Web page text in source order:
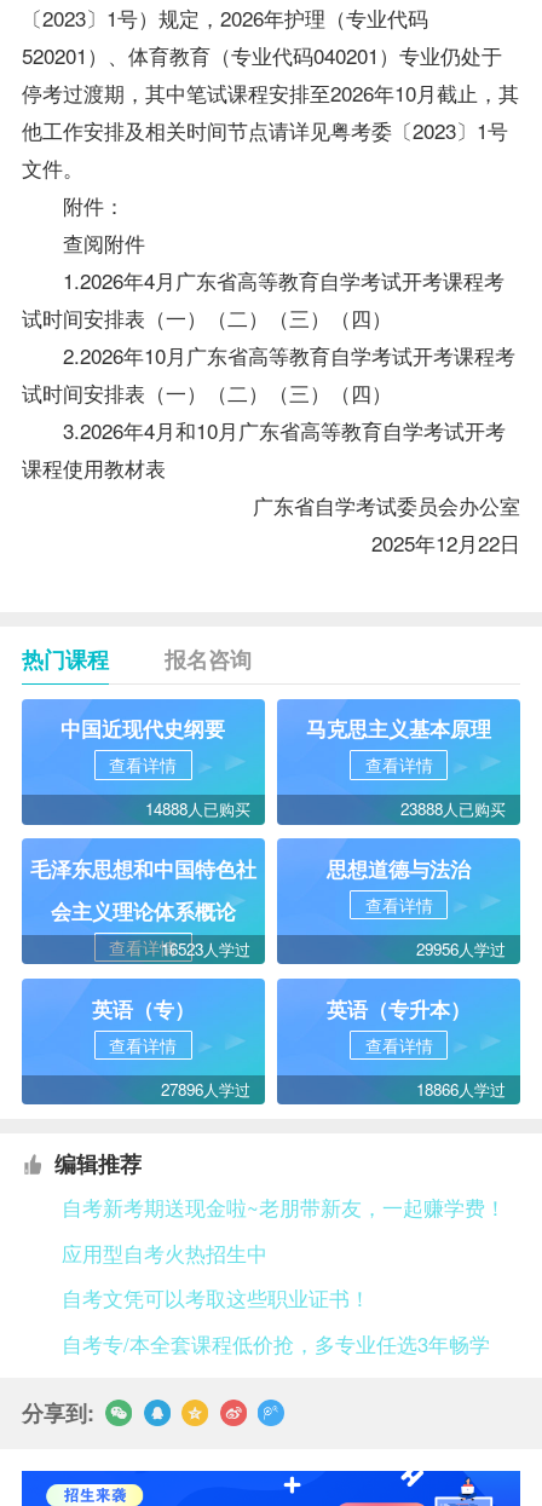
〔2023〕1号）规定，2026年护理（专业代码
520201）、体育教育（专业代码040201）专业仍处于
停考过渡期，其中笔试课程安排至2026年10月截止，其
他工作安排及相关时间节点请详见粤考委〔2023〕1号
文件。
附件：
查阅附件
1.2026年4月 广东省高等教育自学考试开考课程考
试时间安排表 （一）（二）（三）（四）
2.2026年10月 广东省高等教育自学考试开考课程考
试时间安排表（一）（二）（三）（四）
3.2026年4月和10月广东省高等教育自学考试开考
课程使用教材表
广东省自学考试委员会办公室
2025年12月22日
热门课程 报名咨询
中国近现代史纲要
查看详情
14888人已购买
马克思主义基本原理
查看详情
23888人已购买
毛泽东思想和中国特色社
会主义理论体系概论
查看详情16523人学过
思想道德与法治
查看详情
29956人学过
英语（专）
查看详情
27896人学过
英语（专升本）
查看详情
18866人学过
编辑推荐
自考新考期送现金啦~老朋带新友，一起赚学费！
应用型自考火热招生中
自考文凭可以考取这些职业证书！
自考专/本全套课程低价抢，多专业任选3年畅学
分享到: